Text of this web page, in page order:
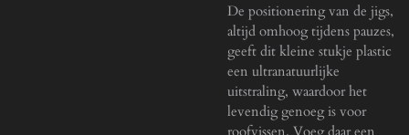
De positionering van de jigs,
altijd omhoog tijdens pauzes,
geeft dit kleine stukje plastic
een ultranatuurlijke
uitstraling, waardoor het
levendig genoeg is voor
roofvissen. Voeg daar een